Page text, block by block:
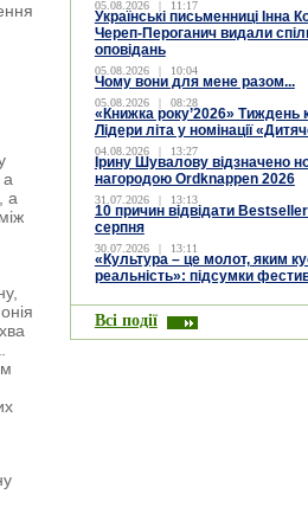
а
а
05.08.2026 | 11:17
Українські письменниці Інна
Череп-Пероганич видали
оповідань
05.08.2026 | 10:04
Чому вони для мене разом...
05.08.2026 | 08:28
«Книжка року’2026» Тиждень
Лідери літа у номінації
04.08.2026 | 13:27
Ірину Шувалову відзначено
нагородою Ordknappen 2026
31.07.2026 | 13:13
10 причин відвідати
серпня
30.07.2026 | 13:11
«Культура – це молот, яким
реальність»: підсумки
Всі події